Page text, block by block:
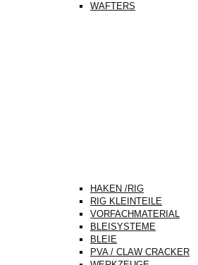
WAFTERS
HAKEN /RIG
RIG KLEINTEILE
VORFACHMATERIAL
BLEISYSTEME
BLEIE
PVA / CLAW CRACKER